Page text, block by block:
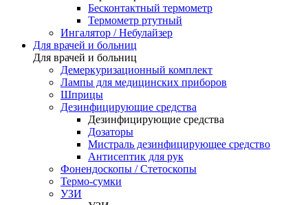
Бесконтактный термометр
Термометр ртутный
Ингалятор / Небулайзер
Для врачей и больниц
Для врачей и больниц
Демеркуризационный комплект
Лампы для медицинских приборов
Шприцы
Дезинфицирующие средства
Дезинфицирующие средства
Дозаторы
Мистраль дезинфицирующее средство
Антисептик для рук
Фонендоскопы / Стетоскопы
Термо-сумки
УЗИ